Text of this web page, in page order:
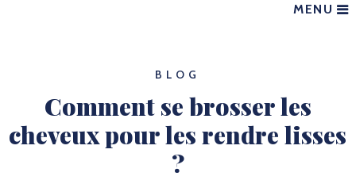
MENU
BLOG
Comment se brosser les
cheveux pour les rendre lisses
?